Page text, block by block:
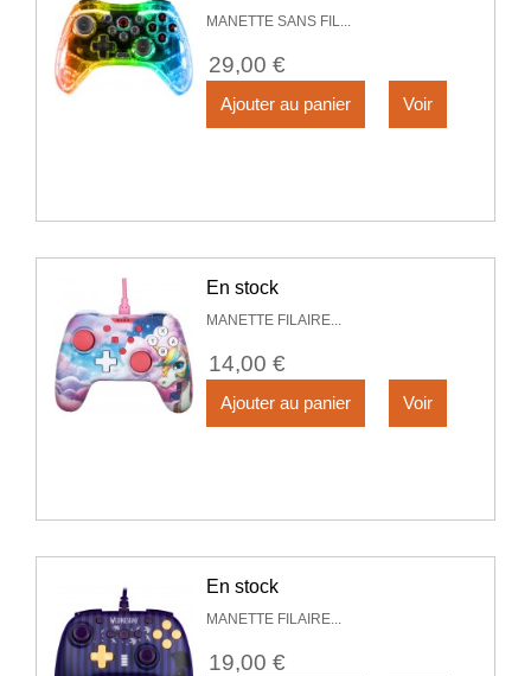
MANETTE SANS FIL...
29,00 €
Ajouter au panier Voir
En stock
MANETTE FILAIRE...
14,00 €
Ajouter au panier Voir
En stock
MANETTE FILAIRE...
19,00 €